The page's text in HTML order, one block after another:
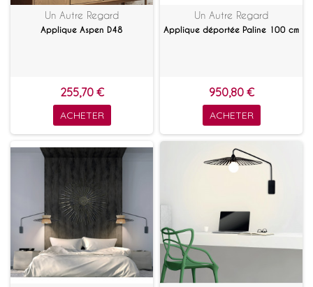
Un Autre Regard
Applique Aspen D48
255,70 €
ACHETER
Un Autre Regard
Applique déportée Paline 100 cm
950,80 €
ACHETER